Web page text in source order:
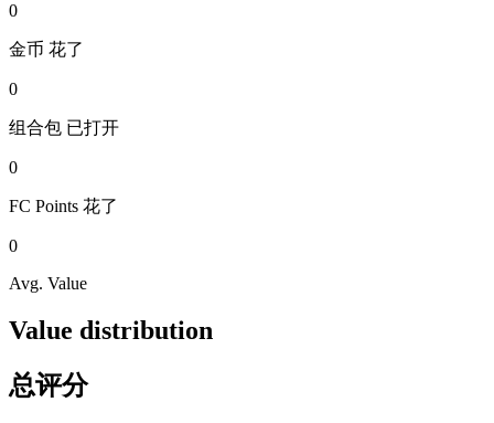
0
金币 花了
0
组合包 已打开
0
FC Points 花了
0
Avg. Value
Value distribution
总评分